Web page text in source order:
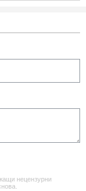
нецензурни